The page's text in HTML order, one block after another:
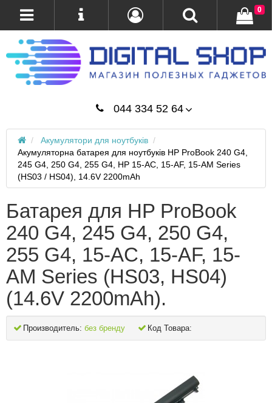
044 334 52 64
0
Акумулятори для ноутбуків
Акумуляторна батарея для ноутбуків HP ProBook 240 G4,
245 G4, 250 G4, 255 G4, HP 15-AC, 15-AF, 15-AM Series
(HS03 / HS04), 14.6V 2200mAh
Батарея для HP ProBook
240 G4, 245 G4, 250 G4,
255 G4, 15-AC, 15-AF, 15-
AM Series (HS03, HS04)
(14.6V 2200mAh).
Производитель: без бренду Код Товара: